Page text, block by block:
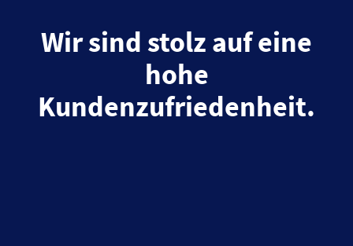
Wir sind stolz auf eine
hohe
Kundenzufriedenheit.